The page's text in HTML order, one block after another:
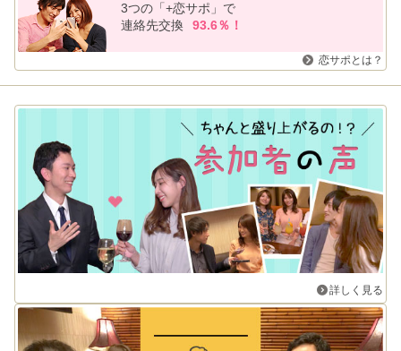
3つの「+恋サポ」で
連絡先交換
93.6％！
恋サポとは？
詳しく見る